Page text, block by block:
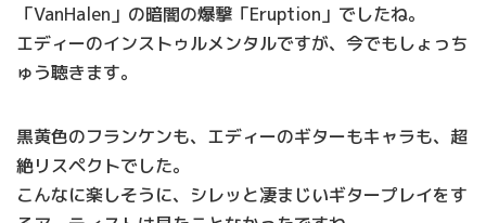
「VanHalen」の暗闇の爆撃「Eruption」でしたね。
エディーのインストゥルメンタルですが、今でもしょっち
ゅう聴きます。
黒黄色のフランケンも、エディーのギターもキャラも、超
絶リスペクトでした。
こんなに楽しそうに、シレッと凄まじいギタープレイをす